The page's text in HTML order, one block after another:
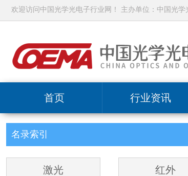
欢迎访问中国光学光电子行业网！ 主办单位：中国光学
首页 行业资讯
名录索引
激光 红外